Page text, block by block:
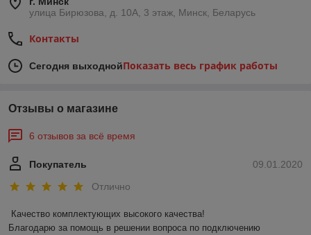
улица Бирюзова, д. 10А, 3 этаж, Минск, Беларусь
Контакты
Сегодня выходнойПоказать весь график работы
Отзывы о магазине
6 отзывов за всё время
09.01.2020
Покупатель
Отлично
Качество комплектующих высокого качества!
Благодарю за помощь в решении вопроса по подключению